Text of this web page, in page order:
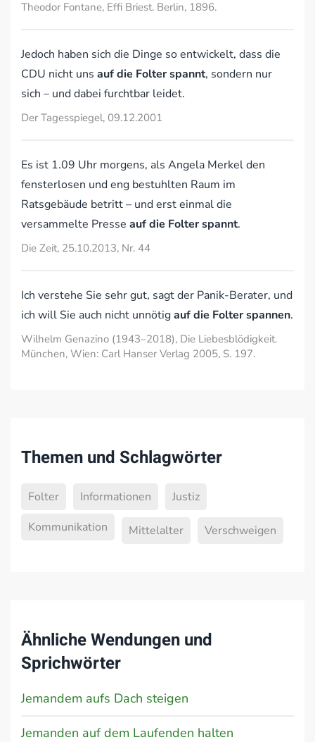
Theodor Fontane, Effi Briest. Berlin, 1896.
Jedoch haben sich die Dinge so entwickelt, dass die
CDU nicht uns auf die Folter spannt, sondern nur
sich – und dabei furchtbar leidet.
Der Tagesspiegel, 09.12.2001
Es ist 1.09 Uhr morgens, als Angela Merkel den
fensterlosen und eng bestuhlten Raum im
Ratsgebäude betritt – und erst einmal die
versammelte Presse auf die Folter spannt.
Die Zeit, 25.10.2013, Nr. 44
Ich verstehe Sie sehr gut, sagt der Panik-Berater, und
ich will Sie auch nicht unnötigauf die Folter spannen.
Wilhelm Genazino (1943–2018), Die Liebesblödigkeit.
München, Wien: Carl Hanser Verlag 2005, S. 197.
Themen und Schlagwörter
Folter Informationen
Justiz
Kommunikation
Mittelalter Verschweigen
Ähnliche Wendungen und
Sprichwörter
Jemandem aufs Dach steigen
Jemanden auf dem Laufenden halten